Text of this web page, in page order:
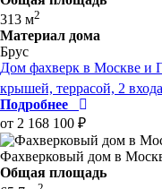
313 м2
Материал дома
Брус
Дом фахверк в Москве и
крышей, террасой, 2
Подробнее
от 2 168 100 ₽
Фахверковый дом в
Общая площадь